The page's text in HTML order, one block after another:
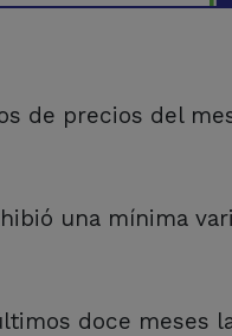
de precios del
una mínima
doce meses